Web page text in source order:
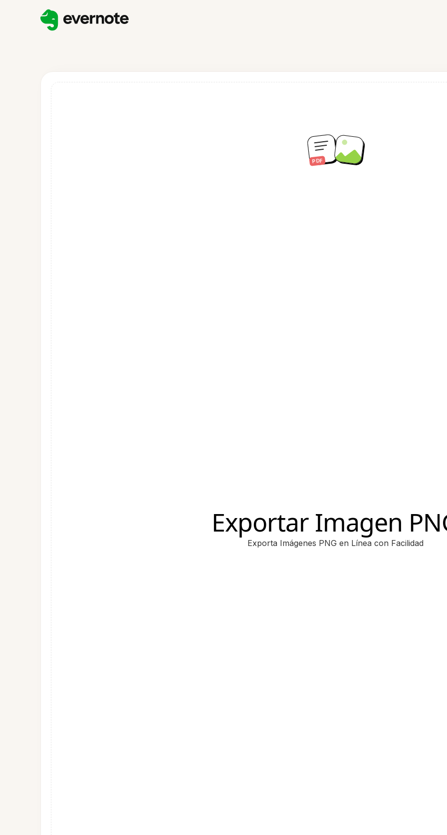
Exportar Imagen
Exporta Imágenes PNG en Línea con Facilidad